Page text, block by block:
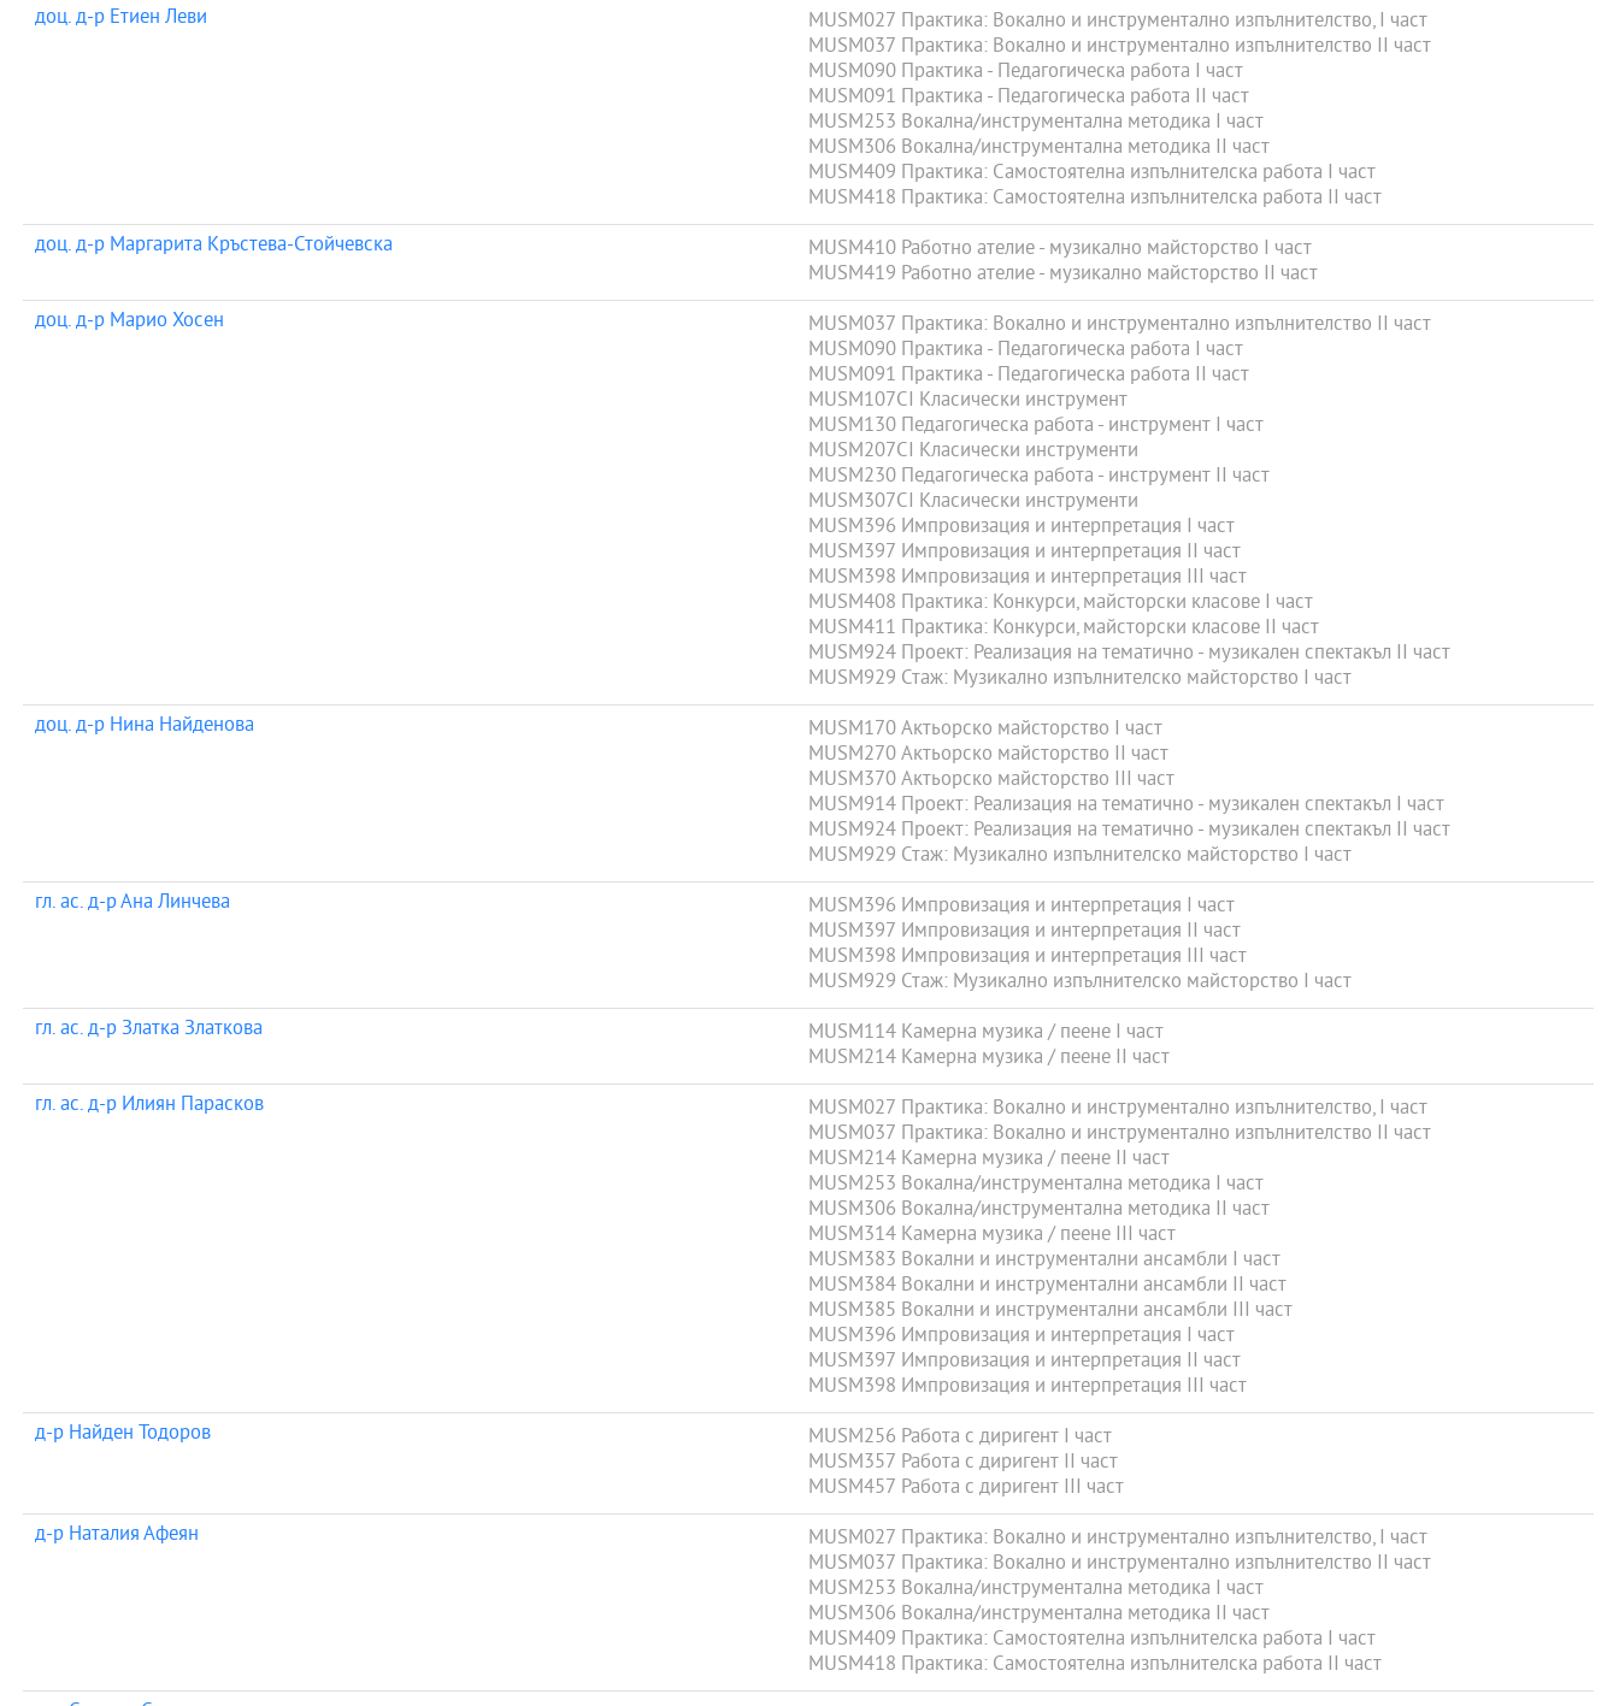
доц. д-р Етиен Леви
MUSM027 Практика: Вокално и инструментално изпълнителство, I част
MUSM037 Практика: Вокално и инструментално изпълнителство II част
MUSM090 Практика - Педагогическа работа І част
MUSM091 Практика - Педагогическа работа ІІ част
MUSM253 Вокална/инструментална методика I част
MUSM306 Вокална/инструментална методика II част
MUSM409 Практика: Самостоятелна изпълнителска работа І част
MUSM418 Практика: Самостоятелна изпълнителска работа ІІ част
доц. д-р Маргарита Кръстева-Стойчевска
MUSM410 Работно ателие - музикално майсторство I част
MUSM419 Работно ателие - музикално майсторство II част
доц. д-р Марио Хосен
MUSM037 Практика: Вокално и инструментално изпълнителство II част
MUSM090 Практика - Педагогическа работа І част
MUSM091 Практика - Педагогическа работа ІІ част
MUSM107CI Класически инструмент
MUSM130 Педагогическа работа - инструмент I част
MUSM207CI Класически инструменти
MUSM230 Педагогическа работа - инструмент ІІ част
MUSM307CI Класически инструменти
MUSM396 Импровизация и интерпретация I част
MUSM397 Импровизация и интерпретация II част
MUSM398 Импровизация и интерпретация III част
MUSM408 Практика: Конкурси, майсторски класове I част
MUSM411 Практика: Конкурси, майсторски класове II част
MUSM924 Проект: Реализация на тематично - музикален спектакъл II част
MUSM929 Стаж: Музикално изпълнителско майсторство I част
доц. д-р Нина Найденова
MUSM170 Актьорско майсторство I част
MUSM270 Актьорско майсторство ІІ част
MUSM370 Актьорско майсторство ІІІ част
MUSM914 Проект: Реализация на тематично - музикален спектакъл I част
MUSM924 Проект: Реализация на тематично - музикален спектакъл II част
MUSM929 Стаж: Музикално изпълнителско майсторство I част
гл. ас. д-р Ана Линчева
MUSM396 Импровизация и интерпретация I част
MUSM397 Импровизация и интерпретация II част
MUSM398 Импровизация и интерпретация III част
MUSM929 Стаж: Музикално изпълнителско майсторство I част
гл. ас. д-р Златка Златкова
MUSM114 Камерна музика / пеене I част
MUSM214 Камерна музика / пеене ІІ част
гл. ас. д-р Илиян Парасков
MUSM027 Практика: Вокално и инструментално изпълнителство, I част
MUSM037 Практика: Вокално и инструментално изпълнителство II част
MUSM214 Камерна музика / пеене ІІ част
MUSM253 Вокална/инструментална методика I част
MUSM306 Вокална/инструментална методика II част
MUSM314 Камерна музика / пеене ІІІ част
MUSM383 Вокални и инструментални ансамбли I част
MUSM384 Вокални и инструментални ансамбли II част
MUSM385 Вокални и инструментални ансамбли III част
MUSM396 Импровизация и интерпретация I част
MUSM397 Импровизация и интерпретация II част
MUSM398 Импровизация и интерпретация III част
д-р Найден Тодоров
MUSM256 Работа с диригент I част
MUSM357 Работа с диригент II част
MUSM457 Работа с диригент III част
д-р Наталия Афеян
MUSM027 Практика: Вокално и инструментално изпълнителство, I част
MUSM037 Практика: Вокално и инструментално изпълнителство II част
MUSM253 Вокална/инструментална методика I част
MUSM306 Вокална/инструментална методика II част
MUSM409 Практика: Самостоятелна изпълнителска работа І част
MUSM418 Практика: Самостоятелна изпълнителска работа ІІ част